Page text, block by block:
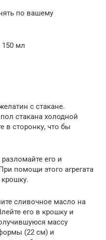
по вашему
мл
с стакане.
стакана холодной
в сторонку, что бы
его и
помощи этого агрегата
сливочное масло на
его в крошку и
массу
(22 см) и